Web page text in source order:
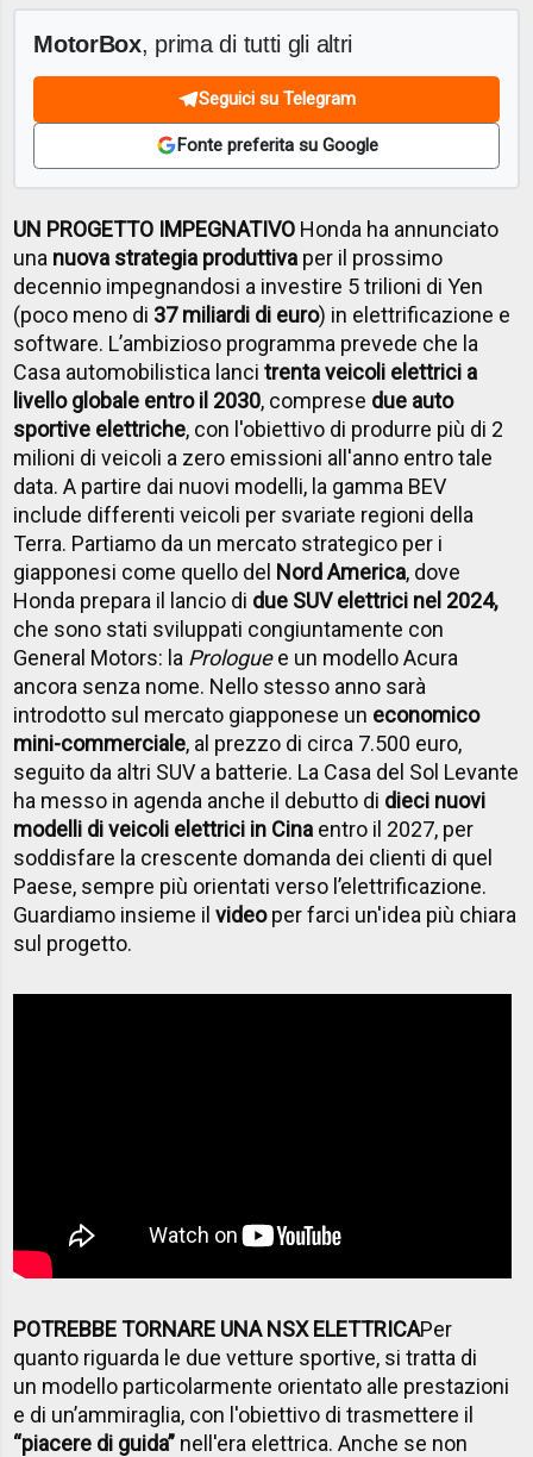
MotorBox, prima di tutti gli altri
Seguici su Telegram
Fonte preferita su Google
UN PROGETTO IMPEGNATIVO Honda ha annunciato
una nuova strategia produttiva per il prossimo
decennio impegnandosi a investire 5 trilioni di Yen
(poco meno di 37 miliardi di euro) in elettrificazione e
software. L’ambizioso programma prevede che la
Casa automobilistica lancitrenta veicoli elettrici a
livello globale entro il 2030, comprese due auto
sportive elettriche, con l'obiettivo di produrre più di 2
milioni di veicoli a zero emissioni all'anno entro tale
data. A partire dai nuovi modelli, la gamma BEV
include differenti veicoli per svariate regioni della
Terra. Partiamo da un mercato strategico per i
giapponesi come quello del Nord America, dove
Honda prepara il lancio di due SUV elettrici nel 2024,
che sono stati sviluppati congiuntamente con
General Motors: la Prologuee un modello Acura
ancora senza nome. Nello stesso anno sarà
introdotto sul mercato giapponese un economico
mini-commerciale, al prezzo di circa 7.500 euro,
seguito da altri SUV a batterie. La Casa del Sol Levante
ha messo in agenda anche il debutto di dieci nuovi
modelli di veicoli elettrici in Cina entro il 2027, per
soddisfare la crescente domanda dei clienti di quel
Paese, sempre più orientati verso l’elettrificazione.
Guardiamo insieme ilvideoper farci un'idea più chiara
sul progetto.
POTREBBE TORNARE UNA NSX ELETTRICAPer
quanto riguarda le due vetture sportive, si tratta di
un modello particolarmente orientato alle prestazioni
e di un’ammiraglia, con l'obiettivo di trasmettere il
“piacere di guida” nell'era elettrica. Anche se non